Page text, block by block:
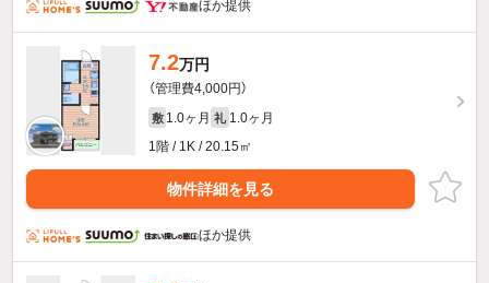
ほか提供
7.2万円
（管理費4,000円）
敷 1.0ヶ月 礼 1.0ヶ月
1階 / 1K / 20.15㎡
物件詳細を見る
ほか提供